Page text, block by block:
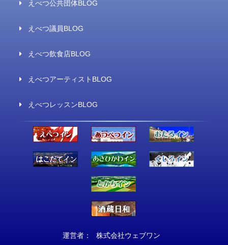
えべつ公共団体BLOG
えべつ議員BLOG
えべつ飲食店BLOG
えべつアーティストBLOG
えべつレッスンBLOG
運営者： 株式会社ウェブワン